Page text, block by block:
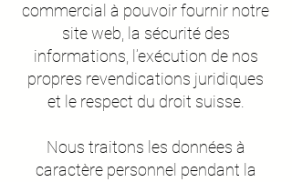
commercial à pouvoir fournir notre
site web, la sécurité des
informations, l’exécution de nos
propres revendications juridiques
et le respect du droit suisse.
Nous traitons les données à
caractère personnel pendant la